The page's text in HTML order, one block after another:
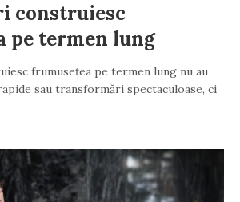
construiesc
pe termen lung
frumusețea pe termen lung nu au
sau transformări spectaculoase, ci